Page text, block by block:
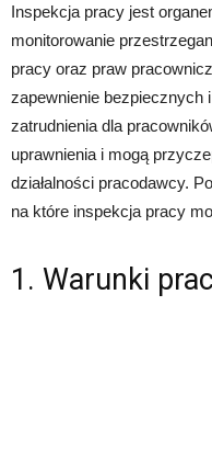
Inspekcja pracy jest
monitorowanie
pracy oraz praw
zapewnienie bezpiecznych
zatrudnienia dla
uprawnienia i mogą
działalności pracodawcy.
na które inspekcja pracy
1. Warunki